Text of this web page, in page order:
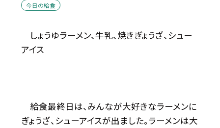
今日の給食
しょうゆラーメン、牛乳、焼きぎょうざ、シュー
アイス
給食最終日は、みんなが大好きなラーメンに
ぎょうざ、シューアイスが出ました。ラーメンは大